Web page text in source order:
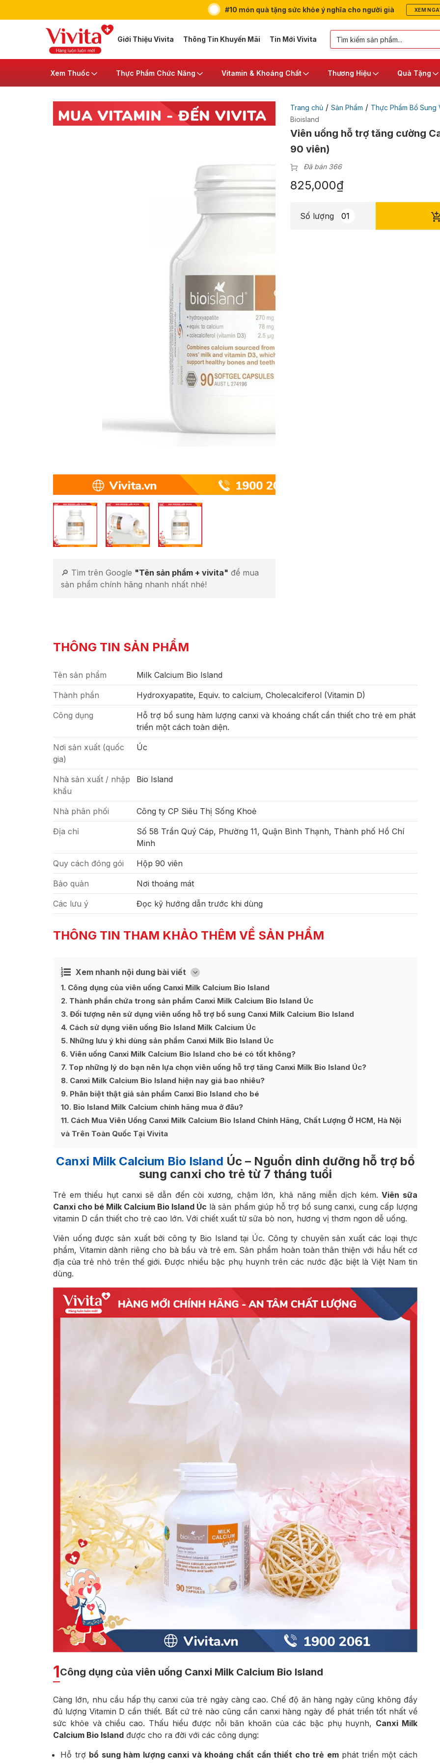
#10 món quà tặng sức khỏe ý nghĩa cho người già XEM
Giới Thiệu Vivita Thông Tin Khuyến Mãi Tin Mới Vivita
Xem Thuốc Thực Phẩm Chức Năng Vitamin & Khoáng Chất Thương Hiệu Quà Tặng
🔎 Tìm trên Google "Tên sản phẩm + vivita" để mua
sản phẩm chính hãng nhanh nhất nhé!
Trang chủ/ Sản Phẩm / Thực Phẩm Bổ Sung
Bioisland
Viên uống hỗ trợ tăng cường
90 viên)
Đã bán 366
825,000₫
Số lượng
THÔNG TIN SẢN PHẨM
Tên sản phẩm Milk Calcium Bio Island
Thành phần Hydroxyapatite, Equiv. to calcium, Cholecalciferol (Vitamin D)
Công dụng
Hỗ trợ bổ sung hàm lượng canxi và khoáng chất cần thiết cho trẻ em phát
triển một cách toàn diện.
Nơi sản xuất (quốc
gia)
Úc
Nhà sản xuất / nhập
khẩu
Bio Island
Nhà phân phối Công ty CP Siêu Thị Sống Khoẻ
Địa chỉ
Số 58 Trần Quý Cáp, Phường 11, Quận Bình Thạnh, Thành phố Hồ Chí
Minh
Quy cách đóng gói Hộp 90 viên
Bảo quản Nơi thoáng mát
Các lưu ý Đọc kỹ hướng dẫn trước khi dùng
THÔNG TIN THAM KHẢO THÊM VỀ SẢN PHẨM
Xem nhanh nội dung bài viết [
Ẩn
1 Công dụng của viên uống Canxi Milk Calcium Bio Island
2 Thành phần chứa trong sản phẩm Canxi Milk Calcium Bio Island Úc
3 Đối tượng nên sử dụng viên uống hỗ trợ bổ sung Canxi Milk Calcium Bio Island
4 Cách sử dụng viên uống Bio Island Milk Calcium Úc
5 Những lưu ý khi dùng sản phẩm Canxi Milk Bio Island Úc
6 Viên uống Canxi Milk Calcium Bio Island cho bé có tốt không?
7 Top những lý do bạn nên lựa chọn viên uống hỗ trợ tăng Canxi Milk Bio Island Úc?
8 Canxi Milk Calcium Bio Island hiện nay giá bao nhiêu?
9 Phân biệt thật giả sản phẩm Canxi Bio Island cho bé
10 Bio Island Milk Calcium chính hãng mua ở đâu?
11 Cách Mua Viên Uống Canxi Milk Calcium Bio Island Chính Hãng, Chất Lượng Ở HCM, Hà Nội
và Trên Toàn Quốc Tại Vivita
Canxi Milk Calcium Bio Island Úc – Nguồn dinh dưỡng hỗ trợ bổ
sung canxi cho trẻ từ 7 tháng tuổi
Trẻ em thiếu hụt canxi sẽ dẫn đến còi xương, chậm lớn, khả năng miễn dịch kém.Viên sữa
Canxi cho bé Milk Calcium Bio Island Úc là sản phẩm giúp hỗ trợ bổ sung canxi, cung cấp lượng
vitamin D cần thiết cho trẻ cao lớn. Với chiết xuất từ sữa bò non, hương vị thơm ngon dễ uống.
Viên uống được sản xuất bởi công ty Bio Island tại Úc. Công ty chuyên sản xuất các loại thực
phẩm, Vitamin dành riêng cho bà bầu và trẻ em. Sản phẩm hoàn toàn thân thiện với hầu hết cơ
địa của trẻ nhỏ trên thế giới. Được nhiều bậc phụ huynh trên các nước đặc biệt là Việt Nam tin
dùng.
1Công dụng của viên uống Canxi Milk Calcium Bio Island
Càng lớn, nhu cầu hấp thụ canxi của trẻ ngày càng cao. Chế độ ăn hàng ngày cũng không đầy
đủ lượng Vitamin D cần thiết. Bất cứ trẻ nào cũng cần canxi hàng ngày để phát triển tốt nhất về
sức khỏe và chiều cao. Thấu hiểu được nỗi băn khoăn của các bậc phụ huynh, Canxi Milk
Calcium Bio Island được cho ra đời với các công dụng:
Hỗ trợ bổ sung hàm lượng canxi và khoáng chất cần thiết cho trẻ emphát triển một cách